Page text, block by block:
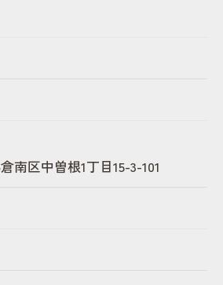
南区中曽根1丁目15-3-101